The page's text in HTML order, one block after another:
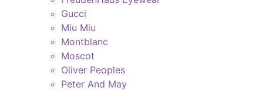
Gucci
Miu Miu
Montblanc
Moscot
Oliver Peoples
Peter And May